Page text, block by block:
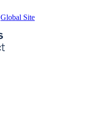
Global Site